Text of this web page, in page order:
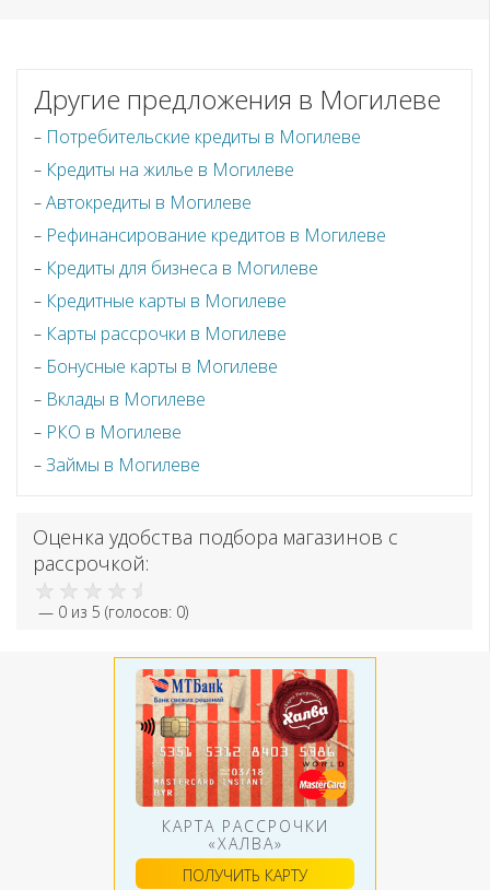
Другие предложения в Могилеве
Потребительские кредиты в Могилеве
Кредиты на жилье в Могилеве
Автокредиты в Могилеве
Рефинансирование кредитов в Могилеве
Кредиты для бизнеса в Могилеве
Кредитные карты в Могилеве
Карты рассрочки в Могилеве
Бонусные карты в Могилеве
Вклады в Могилеве
РКО в Могилеве
Займы в Могилеве
Оценка удобства подбора магазинов с
рассрочкой:
— 0 из 5 (голосов: 0)
КАРТА РАССРОЧКИ
«ХАЛВА»
ПОЛУЧИТЬ КАРТУ